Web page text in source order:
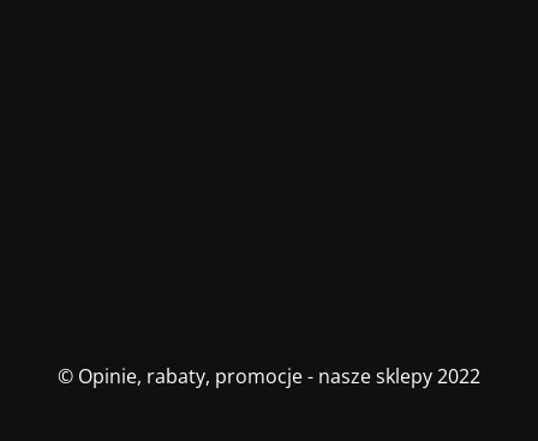
© Opinie, rabaty, promocje - nasze sklepy 2022